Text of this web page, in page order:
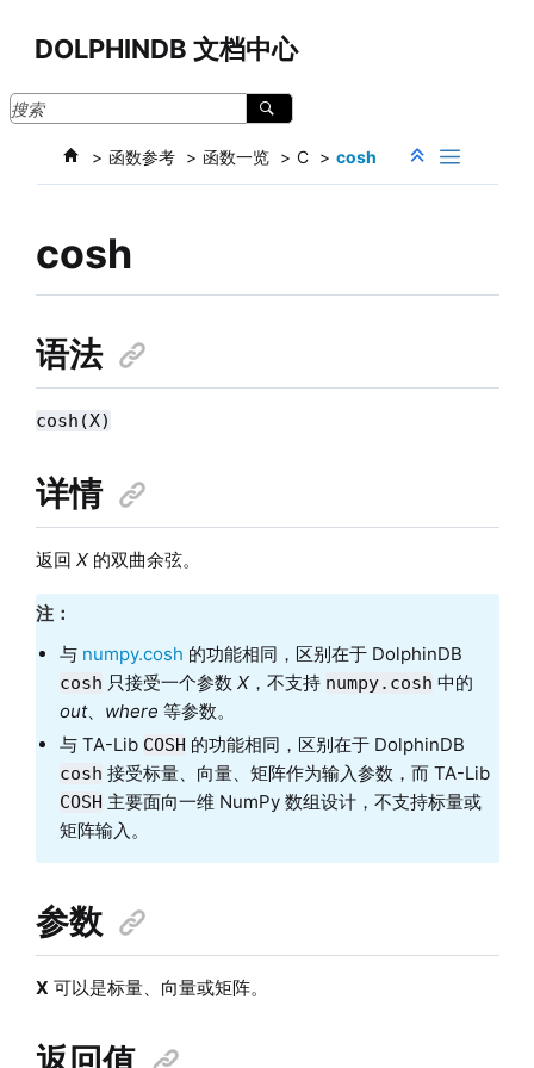
DOLPHINDB 文档中心
函数参考 函数一览 C cosh
cosh
语法
cosh(X)
详情
返回 X的双曲余弦。
注：
与 numpy.cosh 的功能相同，区别在于 DolphinDB
cosh 只接受一个参数 X，不支持 numpy.cosh 中的
out、 where 等参数。
与 TA-Lib COSH 的功能相同，区别在于 DolphinDB
cosh 接受标量、向量、矩阵作为输入参数，而 TA-Lib
COSH 主要面向一维 NumPy 数组设计，不支持标量或
矩阵输入。
参数
X 可以是标量、向量或矩阵。